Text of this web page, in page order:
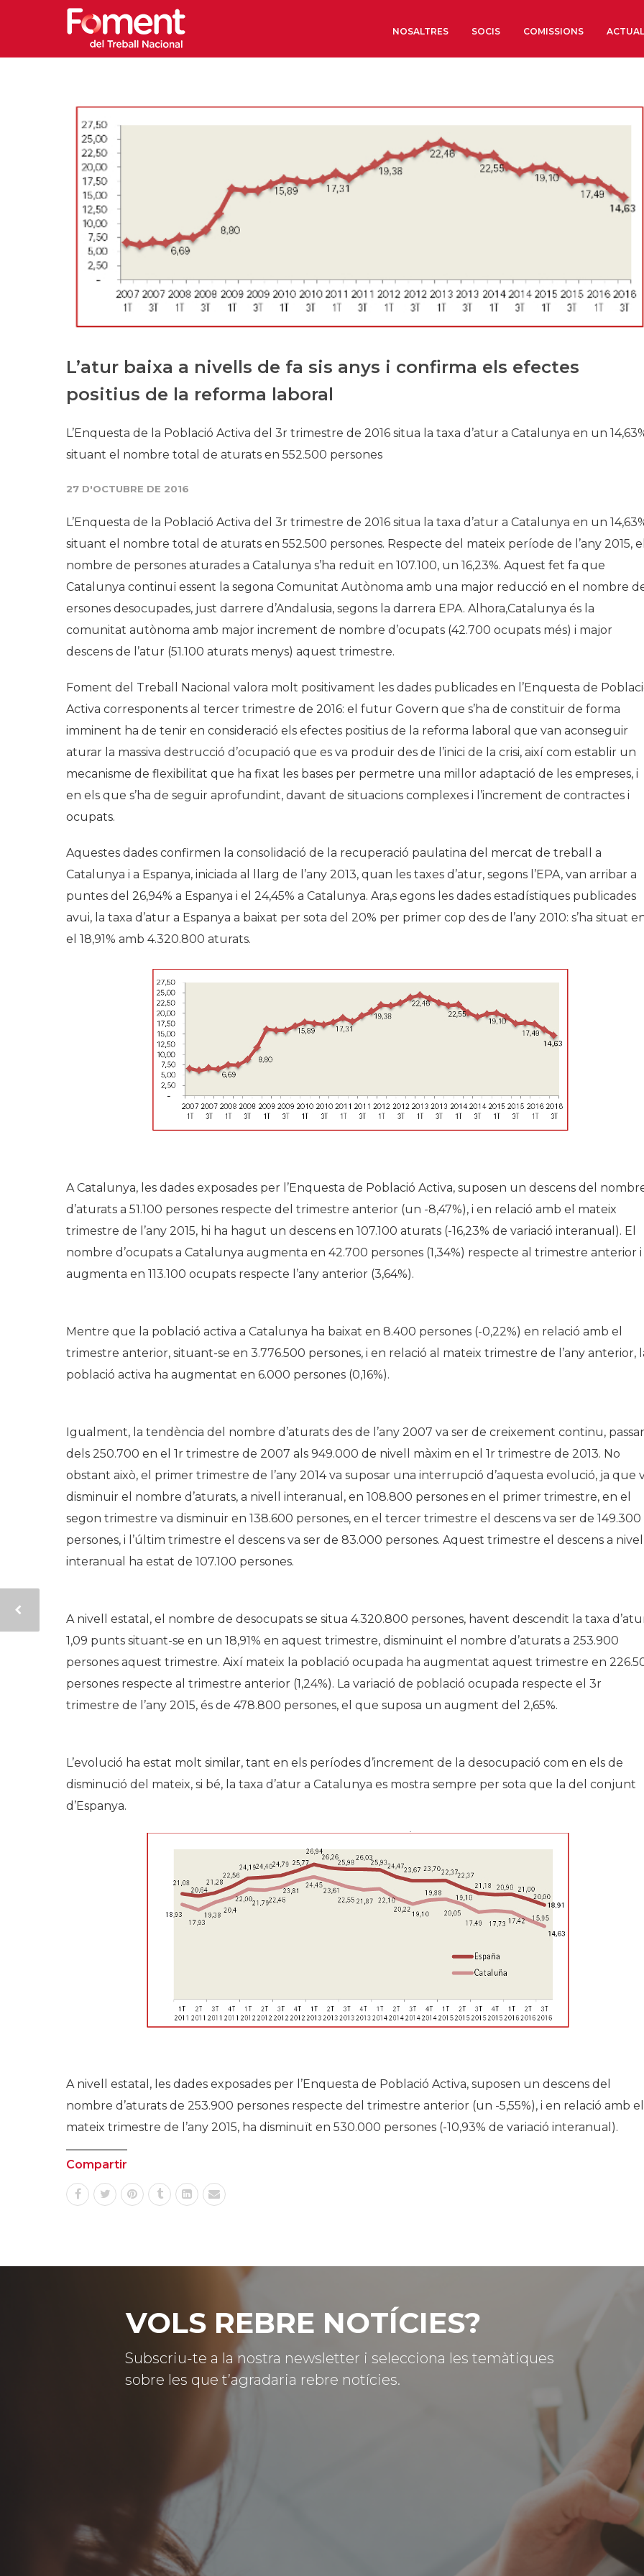
NOSALTRES
Estructura Executiva
Institut d’Estudis
Societat Barcelonesa
Coneix més
Galeria de Presidents
SOCIS COMISSIONS
​L’atur baixa a nivells de fa sis anys i confirma els efectes
positius de la reforma laboral
L’Enquesta de la Població Activa del 3r trimestre de 2016 situa la taxa d’atur a Catalunya en un
situant el nombre total de aturats en 552.500 persones
27 D'OCTUBRE DE 2016
L’Enquesta de la Població Activa del 3r trimestre de 2016 situa la taxa d’atur a Catalunya en un
situant el nombre total de aturats en 552.500 persones. Respecte del mateix període de l’any 2015,
nombre de persones aturades a Catalunya s’ha reduït en 107.100, un 16,23%. Aquest fet fa que
Catalunya continuï essent la segona Comunitat Autònoma amb una major reducció en el nombre
ersones desocupades, just darrere d’Andalusia, segons la darrera EPA. Alhora,Catalunya és la
comunitat autònoma amb major increment de nombre d’ocupats (42.700 ocupats més) i major
descens de l’atur (51.100 aturats menys) aquest trimestre.
Foment del Treball Nacional valora molt positivament les dades publicades en l’Enquesta de
Activa corresponents al tercer trimestre de 2016: el futur Govern que s’ha de constituir de forma
imminent ha de tenir en consideració els efectes positius de la reforma laboral que van aconseguir
aturar la massiva destrucció d’ocupació que es va produir des de l’inici de la crisi, així com establir un
mecanisme de flexibilitat que ha fixat les bases per permetre una millor adaptació de les empreses, i
en els que s’ha de seguir aprofundint, davant de situacions complexes i l’increment de contractes i
ocupats.
Aquestes dades confirmen la consolidació de la recuperació paulatina del mercat de treball a
Catalunya i a Espanya, iniciada al llarg de l’any 2013, quan les taxes d’atur, segons l’EPA, van arribar a
puntes del 26,94% a Espanya i el 24,45% a Catalunya. Ara,s egons les dades estadístiques publicades
avui, la taxa d’atur a Espanya a baixat per sota del 20% per primer cop des de l’any 2010: s’ha situat
el 18,91% amb 4.320.800 aturats.
A Catalunya, les dades exposades per l’Enquesta de Població Activa, suposen un descens del
d’aturats a 51.100 persones respecte del trimestre anterior (un -8,47%), i en relació amb el mateix
trimestre de l’any 2015, hi ha hagut un descens en 107.100 aturats (-16,23% de variació interanual). El
nombre d’ocupats a Catalunya augmenta en 42.700 persones (1,34%) respecte al trimestre anterior i
augmenta en 113.100 ocupats respecte l’any anterior (3,64%).
Mentre que la població activa a Catalunya ha baixat en 8.400 persones (-0,22%) en relació amb el
trimestre anterior, situant-se en 3.776.500 persones, i en relació al mateix trimestre de l’any anterior,
població activa ha augmentat en 6.000 persones (0,16%).
Igualment, la tendència del nombre d’aturats des de l’any 2007 va ser de creixement continu,
dels 250.700 en el 1r trimestre de 2007 als 949.000 de nivell màxim en el 1r trimestre de 2013. No
obstant això, el primer trimestre de l’any 2014 va suposar una interrupció d’aquesta evolució, ja que
disminuir el nombre d’aturats, a nivell interanual, en 108.800 persones en el primer trimestre, en el
segon trimestre va disminuir en 138.600 persones, en el tercer trimestre el descens va ser de 149.300
persones, i l’últim trimestre el descens va ser de 83.000 persones. Aquest trimestre el descens a
interanual ha estat de 107.100 persones.
A nivell estatal, el nombre de desocupats se situa 4.320.800 persones, havent descendit la taxa
1,09 punts situant-se en un 18,91% en aquest trimestre, disminuint el nombre d’aturats a 253.900
persones aquest trimestre. Així mateix la població ocupada ha augmentat aquest trimestre en
persones respecte al trimestre anterior (1,24%). La variació de població ocupada respecte el 3r
trimestre de l’any 2015, és de 478.800 persones, el que suposa un augment del 2,65%.
L’evolució ha estat molt similar, tant en els períodes d’increment de la desocupació com en els de
disminució del mateix, si bé, la taxa d’atur a Catalunya es mostra sempre per sota que la del conjunt
d’Espanya.
A nivell estatal, les dades exposades per l’Enquesta de Població Activa, suposen un descens del
nombre d’aturats de 253.900 persones respecte del trimestre anterior (un -5,55%), i en relació amb el
mateix trimestre de l’any 2015, ha disminuït en 530.000 persones (-10,93% de variació interanual).
Compartir
VOLS REBRE NOTÍCIES?
Subscriu-te a la nostra newsletter i selecciona les temàtiques
sobre les que t’agradaria rebre notícies.